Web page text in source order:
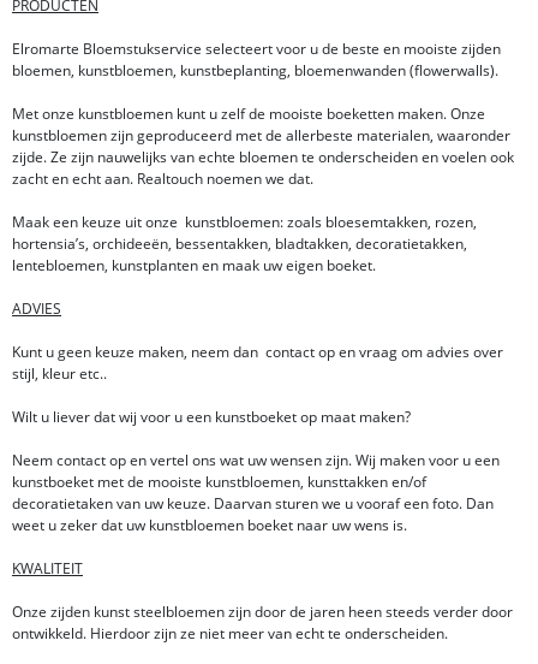
PRODUCTEN
Elromarte Bloemstukservice selecteert voor u de beste en mooiste zijden
bloemen, kunstbloemen, kunstbeplanting, bloemenwanden (flowerwalls).
Met onze kunstbloemen kunt u zelf de mooiste boeketten maken. Onze
kunstbloemen zijn geproduceerd met de allerbeste materialen, waaronder
zijde. Ze zijn nauwelijks van echte bloemen te onderscheiden en voelen ook
zacht en echt aan. Realtouch noemen we dat.
Maak een keuze uit onze kunstbloemen: zoals bloesemtakken, rozen,
hortensia’s, orchideeën, bessentakken, bladtakken, decoratietakken,
lentebloemen, kunstplanten en maak uw eigen boeket.
ADVIES
Kunt u geen keuze maken, neem dan contact op en vraag om advies over
stijl, kleur etc..
Wilt u liever dat wij voor u een kunstboeket op maat maken?
Neem contact op en vertel ons wat uw wensen zijn. Wij maken voor u een
kunstboeket met de mooiste kunstbloemen, kunsttakken en/of
decoratietaken van uw keuze. Daarvan sturen we u vooraf een foto. Dan
weet u zeker dat uw kunstbloemen boeket naar uw wens is.
KWALITEIT
Onze zijden kunst steelbloemen zijn door de jaren heen steeds verder door
ontwikkeld. Hierdoor zijn ze niet meer van echt te onderscheiden.